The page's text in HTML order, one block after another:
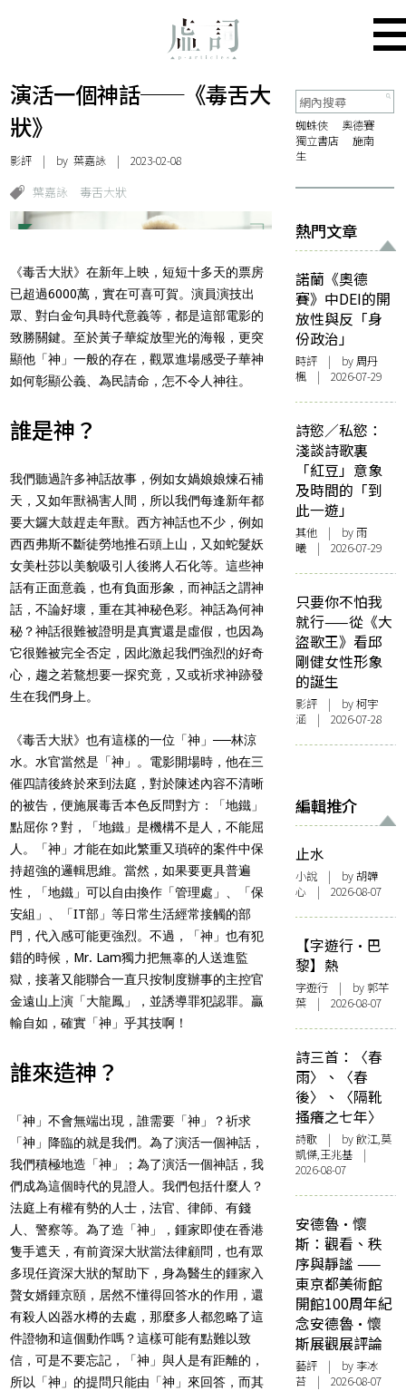
演活一個神話──《毒舌大
狀》
影評 | by 葉嘉詠 | 2023-02-08
葉嘉詠 毒舌大狀
《毒舌大狀》在新年上映，短短十多天的票房
已超過6000萬，實在可喜可賀。演員演技出
眾、對白金句具時代意義等，都是這部電影的
致勝關鍵。至於黃子華綻放聖光的海報，更突
顯他「神」一般的存在，觀眾進場感受子華神
如何彰顯公義、為民請命，怎不令人神往。
誰是神？
我們聽過許多神話故事，例如女媧娘娘煉石補
天，又如年獸禍害人間，所以我們每逢新年都
要大鑼大鼓趕走年獸。西方神話也不少，例如
西西弗斯不斷徒勞地推石頭上山，又如蛇髮妖
女美杜莎以美貌吸引人後將人石化等。這些神
話有正面意義，也有負面形象，而神話之謂神
話，不論好壞，重在其神秘色彩。神話為何神
秘？神話很難被證明是真實還是虛假，也因為
它很難被完全否定，因此激起我們強烈的好奇
心，趨之若鶩想要一探究竟，又或祈求神跡發
生在我們身上。
《毒舌大狀》也有這樣的一位「神」──林涼
水。水官當然是「神」。電影開場時，他在三
催四請後終於來到法庭，對於陳述內容不清晰
的被告，便施展毒舌本色反問對方：「地鐵」
點屈你？對，「地鐵」是機構不是人，不能屈
人。「神」才能在如此繁重又瑣碎的案件中保
持超強的邏輯思維。當然，如果要更具普遍
性，「地鐵」可以自由換作「管理處」、「保
安組」、「IT部」等日常生活經常接觸的部
門，代入感可能更強烈。不過，「神」也有犯
錯的時候，Mr. Lam獨力把無辜的人送進監
獄，接著又能聯合一直只按制度辦事的主控官
金遠山上演「大龍鳳」，並誘導罪犯認罪。贏
輸自如，確實「神」乎其技啊！
誰來造神？
「神」不會無端出現，誰需要「神」？祈求
「神」降臨的就是我們。為了演活一個神話，
我們積極地造「神」；為了演活一個神話，我
們成為這個時代的見證人。我們包括什麼人？
法庭上有權有勢的人士，法官、律師、有錢
人、警察等。為了造「神」，鍾家即使在香港
隻手遮天，有前資深大狀當法律顧問，也有眾
多現任資深大狀的幫助下，身為醫生的鍾家入
贅女婿鍾京頤，居然不懂得回答水的作用，還
有殺人凶器水樽的去處，那麼多人都忽略了這
件證物和這個動作嗎？這樣可能有點難以致
信，可是不要忘記，「神」與人是有距離的，
所以「神」的提問只能由「神」來回答，而其
蜘蛛俠
奧德賽
獨立書店
施南
生
熱門文章
諾蘭《奧德
賽》中DEI的開
放性與反「身
份政治」
時評 | by周丹
楓 | 2026-07-29
詩慾／私慾：
淺談詩歌裏
「紅豆」意象
及時間的「到
此一遊」
其他 | by 雨
曦 | 2026-07-29
只要你不怕我
就行——從《大
盜歌王》看邱
剛健女性形象
的誕生
影評 | by 柯宇
涵 | 2026-07-28
編輯推介
止水
小說 | by 胡韡
心 | 2026-08-07
【字遊行·巴
黎】熱
字遊行 | by 郭芊
葉 | 2026-08-07
詩三首：〈春
雨〉、〈春
後〉、〈隔靴
搔癢之七年〉
詩歌 | by 飲江,莫
凱傑,王兆基 |
2026-08-07
安德魯·懷
斯：觀看、秩
序與靜謐 ——
東京都美術館
開館100周年紀
念安德魯·懷
斯展觀展評論
藝評 | by 李冰
苔 | 2026-08-07